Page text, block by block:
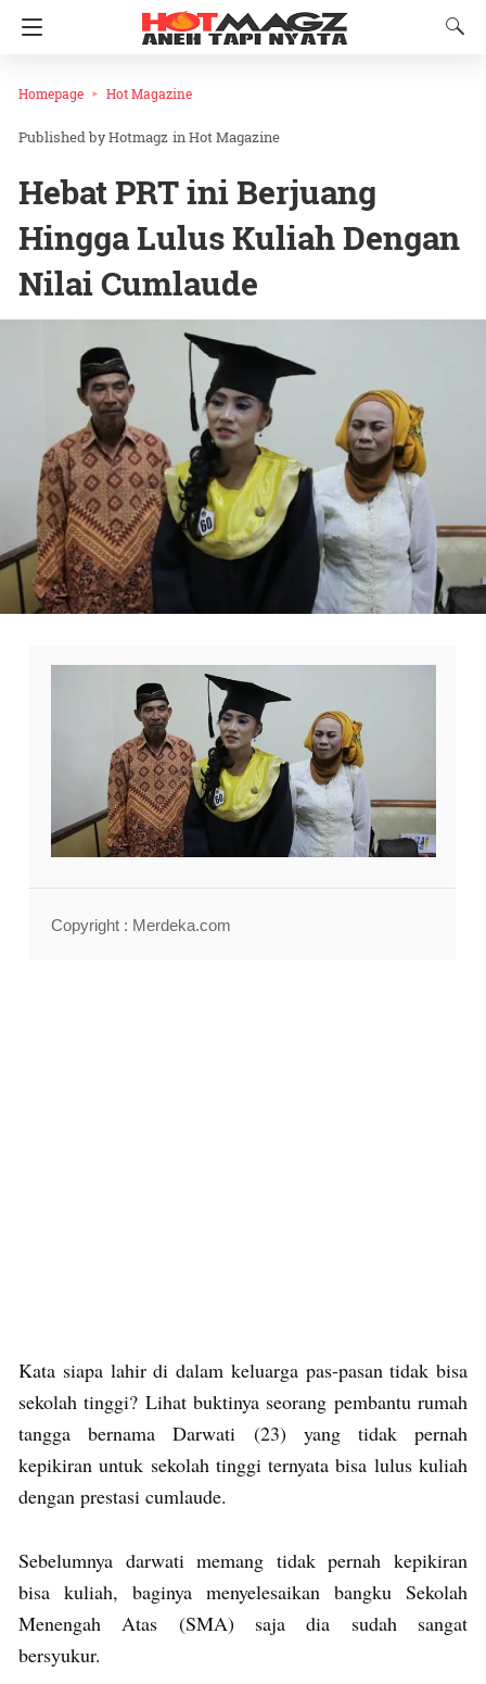
Homepage Hot Magazine
Hotmagz inHot Magazine
Hebat PRT ini Berjuang
Hingga Lulus Kuliah Dengan
Nilai Cumlaude
Copyright : Merdeka.com
Kata siapa lahir di dalam keluarga pas-pasan tidak bisa
sekolah tinggi? Lihat buktinya seorang pembantu rumah
tangga bernama Darwati (23) yang tidak pernah
kepikiran untuk sekolah tinggi ternyata bisa lulus kuliah
dengan prestasi cumlaude.
Sebelumnya darwati memang tidak pernah kepikiran
bisa kuliah, baginya menyelesaikan bangku Sekolah
Menengah Atas (SMA) saja dia sudah sangat
bersyukur.